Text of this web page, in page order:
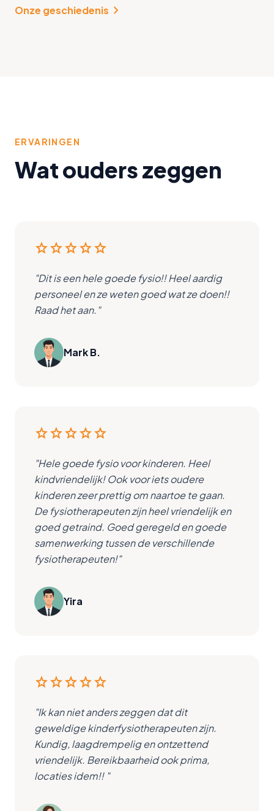
Onze geschiedenis chevron_right
ERVARINGEN
Wat ouders zeggen
starstarstarstarstar
"Dit is een hele goede fysio!! Heel aardig
personeel en ze weten goed wat ze doen!!
Raad het aan."
Mark B.
starstarstarstarstar
"Hele goede fysio voor kinderen. Heel
kindvriendelijk! Ook voor iets oudere
kinderen zeer prettig om naartoe te gaan.
De fysiotherapeuten zijn heel vriendelijk en
goed getraind. Goed geregeld en goede
samenwerking tussen de verschillende
fysiotherapeuten!"
Yira
starstarstarstarstar
"Ik kan niet anders zeggen dat dit
geweldige kinderfysiotherapeuten zijn.
Kundig, laagdrempelig en ontzettend
vriendelijk. Bereikbaarheid ook prima,
locaties idem!! "